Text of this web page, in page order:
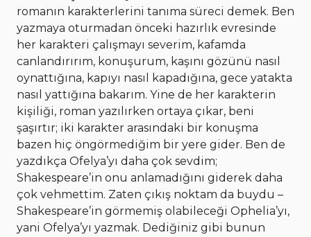
romanın karakterlerini tanıma süreci demek. Ben
yazmaya oturmadan önceki hazırlık evresinde
her karakteri çalışmayı severim, kafamda
canlandırırım, konuşurum, kaşını gözünü nasıl
oynattığına, kapıyı nasıl kapadığına, gece yatakta
nasıl yattığına bakarım. Yine de her karakterin
kişiliği, roman yazılırken ortaya çıkar, beni
şaşırtır; iki karakter arasındaki bir konuşma
bazen hiç öngörmediğim bir yere gider. Ben de
yazdıkça Ofelya’yı daha çok sevdim;
Shakespeare’in onu anlamadığını giderek daha
çok vehmettim. Zaten çıkış noktam da buydu –
Shakespeare’in görmemiş olabileceği Ophelia’yı,
yani Ofelya’yı yazmak. Dediğiniz gibi bunun